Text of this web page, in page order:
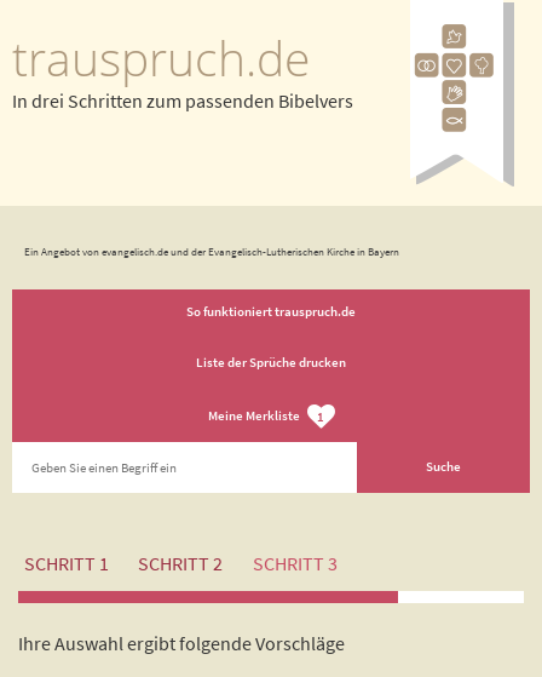
trauspruch.de
In drei Schritten zum passenden Bibelvers
Ein Angebot von evangelisch.de und der Evangelisch-Lutherischen Kirche in Bayern
So funktioniert trauspruch.de
Liste der Sprüche drucken
Meine Merkliste 1
SCHRITT 1 SCHRITT 2 SCHRITT 3
Ihre Auswahl ergibt folgende Vorschläge